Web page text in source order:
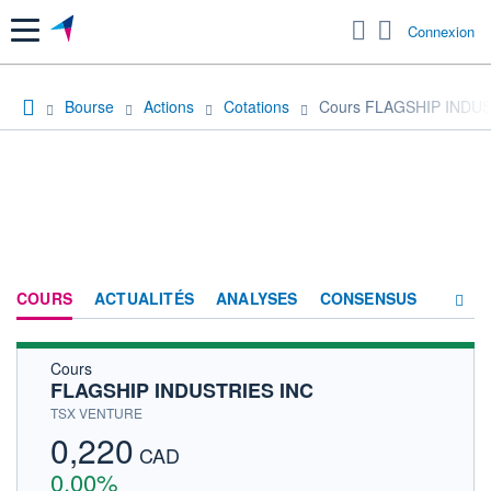
Menu Connexion
Bourse Actions Cotations Cours FLAGSHIP
COURS ACTUALITÉS ANALYSES CONSENSUS
Cours
FLAGSHIP INDUSTRIES INC
TSX VENTURE
0,220 CAD
0,00%